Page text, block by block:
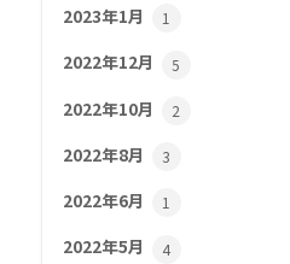
2023年1月 1
2022年12月 5
2022年10月 2
2022年8月 3
2022年6月 1
2022年5月 4